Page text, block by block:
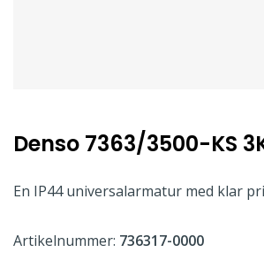
Denso 7363/3500-KS
En IP44 universalarmatur med klar
Artikelnummer: 736317-0000